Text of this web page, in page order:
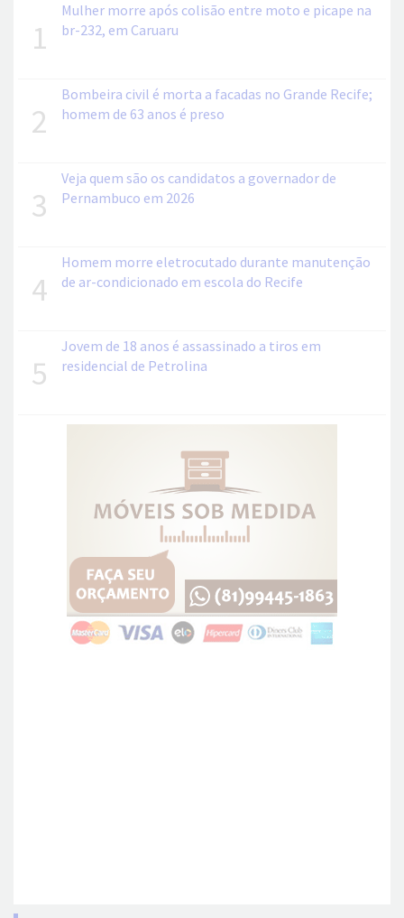
1
Mulher morre após colisão entre moto e picape na
br-232, em Caruaru
2
Bombeira civil é morta a facadas no Grande Recife;
homem de 63 anos é preso
3
Veja quem são os candidatos a governador de
Pernambuco em 2026
4
Homem morre eletrocutado durante manutenção
de ar-condicionado em escola do Recife
5
Jovem de 18 anos é assassinado a tiros em
residencial de Petrolina